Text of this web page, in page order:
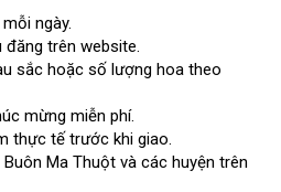
ngày.
đăng trên website.
sắc hoặc số lượng hoa theo
mừng miễn phí.
thực tế trước khi giao.
Ma Thuột và các huyện trên